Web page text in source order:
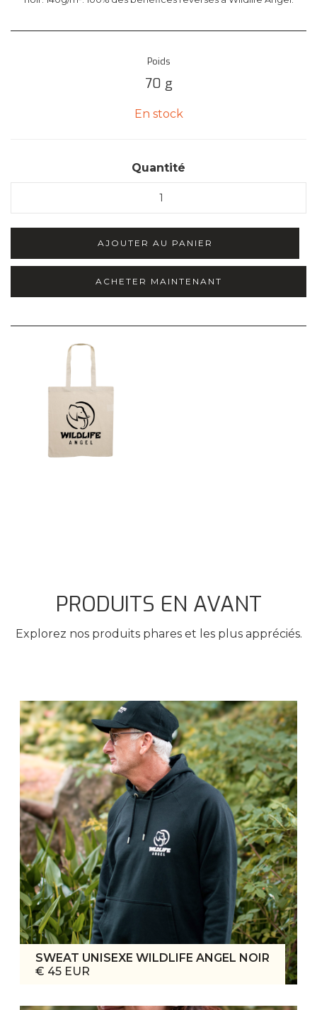
Poids
70 g
En stock
Quantité
ACHETER MAINTENANT
PRODUITS EN AVANT
Explorez nos produits phares et les plus appréciés.
SWEAT UNISEXE WILDLIFE ANGEL NOIR
€ 45 EUR